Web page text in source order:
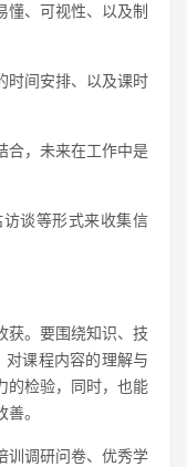
、可视性、以及制
时间安排、以及课时
合，未来在工作中是
谈等形式来收集信
获。要围绕知识、技
对课程内容的理解与
的检验，同时，也能
。
训调研问卷、优秀学